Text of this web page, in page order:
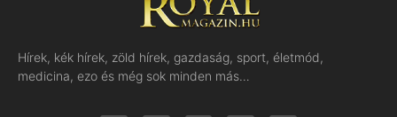
Hírek, kék hírek, zöld hírek, gazdaság, sport, életmód,
medicina, ezo és még sok minden más…